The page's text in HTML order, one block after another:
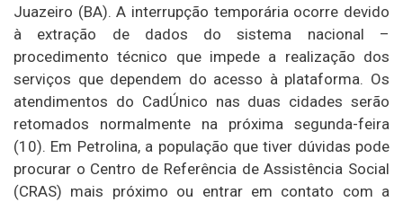
Juazeiro (BA). A interrupção temporária ocorre devido
à extração de dados do sistema nacional –
procedimento técnico que impede a realização dos
serviços que dependem do acesso à plataforma. Os
atendimentos do CadÚnico nas duas cidades serão
retomados normalmente na próxima segunda-feira
(10). Em Petrolina, a população que tiver dúvidas pode
procurar o Centro de Referência de Assistência Social
(CRAS) mais próximo ou entrar em contato com a